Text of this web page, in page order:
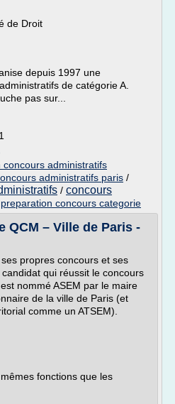
de Droit
depuis 1997 une
de catégorie A.
pas sur...
concours administratifs
administratifs paris /
/ concours
preparation concours categorie
QCM – Ville de Paris -
propres concours et ses
qui réussit le concours
nommé ASEM par le maire
de la ville de Paris (et
comme un ATSEM).
fonctions que les